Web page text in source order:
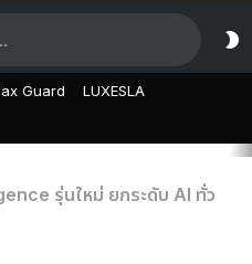
Guard LUXESLA
รุ่นใหม่ ยกระดับ AI ทั่ว